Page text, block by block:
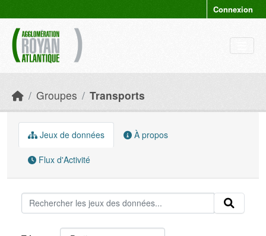
Connexion
Groupes Transports
Jeux de données À propos
Flux d'Activité